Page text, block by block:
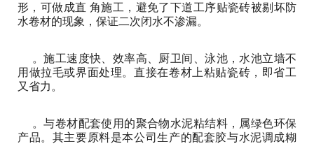
形，可做成直 角施工，避免了下道工序贴瓷砖被剔坏防
水卷材的现象，保证二次闭水不渗漏。
。施工速度快、效率高、厨卫间、泳池，水池立墙不
用做拉毛或界面处理。直接在卷材上粘贴瓷砖，即省工
又省力。
。与卷材配套使用的聚合物水泥粘结料，属绿色环保
产品。其主要原料是本公司生产的配套胶与水泥调成糊